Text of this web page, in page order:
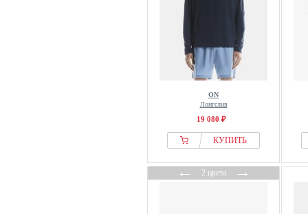
ON
Лонгслив
19 080 ₽
КУПИТЬ
←2 цвета→